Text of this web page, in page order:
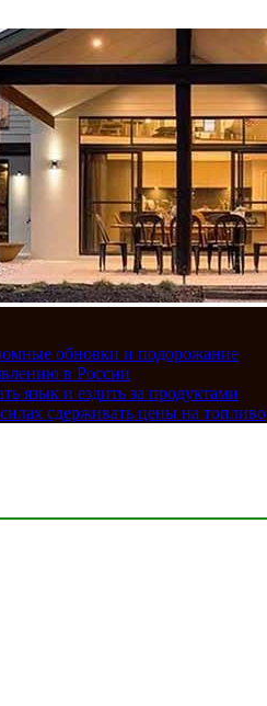
обновки и подорожание
в России
язык и ездить за продуктами
сдерживать цены на топливо